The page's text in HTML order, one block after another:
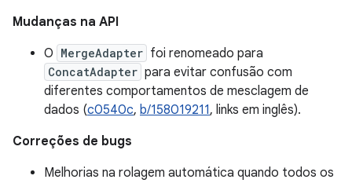
Mudanças na API
O MergeAdapter foi renomeado para
ConcatAdapter para evitar confusão com
diferentes comportamentos de mesclagem de
dados (c0540c, b/158019211, links em inglês).
Correções de bugs
Melhorias na rolagem automática quando todos os